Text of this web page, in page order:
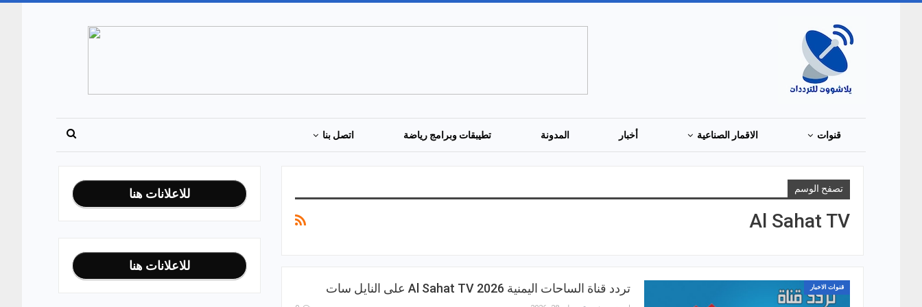
قنوات الاقمار الصناعية أخبار المدونة تطيبقات وبرامج رياضة اتصل بنا
تصفح الوسم
Al Sahat TV
قنوات الاخبار تردد قناة الساحات اليمنية 2026 Al Sahat TV على النايل سات
للاعلانات هنا
للاعلانات هنا